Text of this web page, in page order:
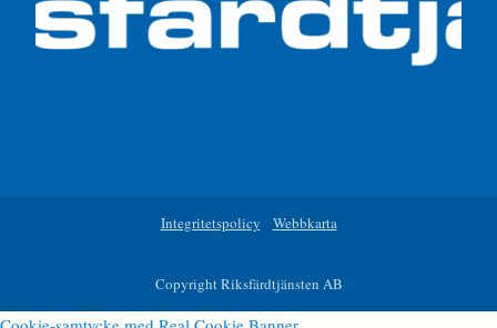
Integritetspolicy Webbkarta
Copyright Riksfärdtjänsten AB